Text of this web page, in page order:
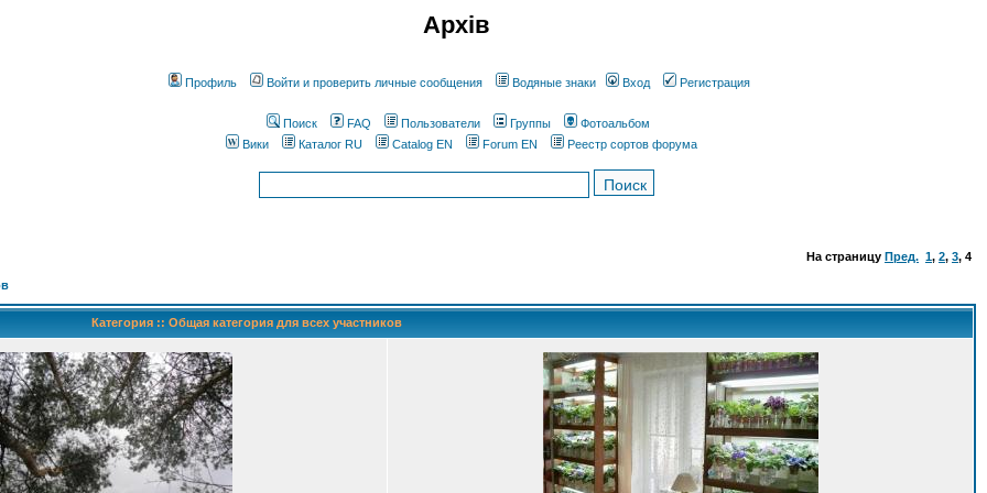
Архів
Профиль Войти и проверить личные сообщения Водяные знаки Вход Регистрация
Поиск FAQ Пользователи Группы
Фотоальбом
Вики
Каталог RU Catalog EN Forum EN Реестр сортов форума
На страницу Пред. 1, 2, 3, 4
Категория :: Общая категория для всех участников